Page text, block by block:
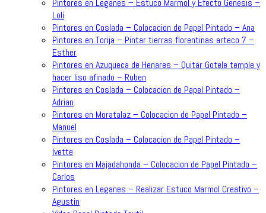
Pintores en Leganes – Estuco Marmol y Efecto Genesis –
Loli
Pintores en Coslada – Colocacion de Papel Pintado – Ana
Pintores en Torija – Pintar tierras florentinas arteco 7 –
Esther
Pintores en Azuqueca de Henares – Quitar Gotele temple y
hacer liso afinado – Ruben
Pintores en Coslada – Colocacion de Papel Pintado –
Adrian
Pintores en Moratalaz – Colocacion de Papel Pintado –
Manuel
Pintores en Coslada – Colocacion de Papel Pintado –
Ivette
Pintores en Majadahonda – Colocacion de Papel Pintado –
Carlos
Pintores en Leganes – Realizar Estuco Marmol Creativo –
Agustin